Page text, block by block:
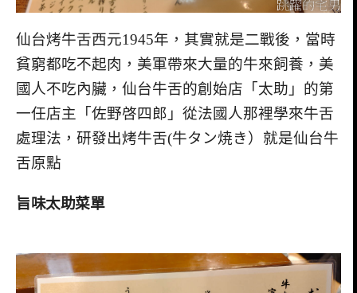
仙台烤牛舌西元1945年，其實就是二戰後，當時
貧窮都吃不起肉，美軍帶來大量的牛來飼養，美
國人不吃內臟，仙台牛舌的創始店「太助」的第
一任店主「佐野啓四郎」從法國人那裡學來牛舌
處理法，研發出烤牛舌(牛タン焼き）就是仙台牛
舌原點
旨味太助菜單